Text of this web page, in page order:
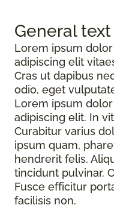
General text
Lorem ipsum
adipiscing elit
Cras ut dapibus
odio, eget
Lorem ipsum
adipiscing elit. In
Curabitur varius
ipsum quam,
hendrerit felis.
tincidunt pulvinar.
Fusce efficitur
facilisis non.